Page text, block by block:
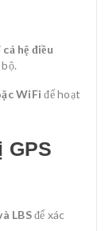
cả hệ điều
WiFi để hoạt
GPS
LBSđể xác